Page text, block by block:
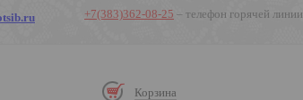
+7(383)362-08-25 – телефон горячей линии
Корзина